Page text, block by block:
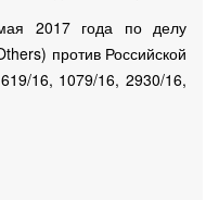
2017 года по делу
против Российской
16, 1079/16, 2930/16,